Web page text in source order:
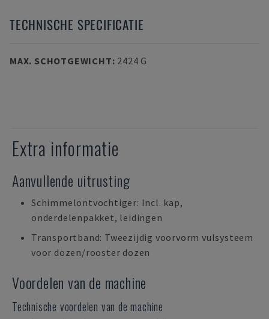
TECHNISCHE SPECIFICATIE
MAX. SCHOTGEWICHT: 2424 G
Extra informatie
Aanvullende uitrusting
Schimmelontvochtiger: Incl. kap,
onderdelenpakket, leidingen
Transportband: Tweezijdig voorvorm vulsysteem
voor dozen/rooster dozen
Voordelen van de machine
Technische voordelen van de machine